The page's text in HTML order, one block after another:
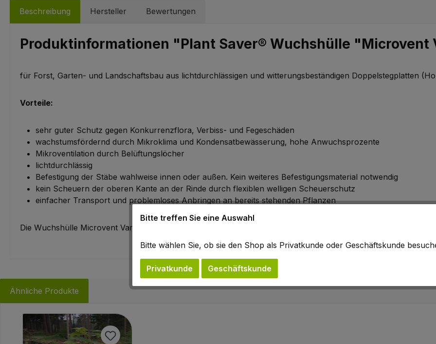
Beschreibung Hersteller Bewertungen
Produktinformationen "Plant Saver® Wuchshülle "Microvent
für Forst, Garten- und Landschaftsbau aus lichtdurchlässigen und witterungsbeständigen Doppelstegplatten
Vorteile:
sehr guter Schutz gegen Konkurrenzflora, Verbiss- und Fegeschäden
wachstumsfördernd durch Mikroklima und Kondensatbewässerung, hohe Anwuchsprozente
Mikroventilation durch Belüftungslöcher
lichtdurchlässig
Befestigung der Stäbe wahlweise innen oder außen. Kein weiteres Befestigungsmaterial notwendig
kein Scheuern der oberen Kante an der Rinde durch flexiblen welligen Scheuerschutz
einfacher Transport und problemloses Anbringen an bereits stehenden Pflanzen
Die Wuchshülle Microvent VarioWing wird flach liegend auf Platte angeliefert. Pro Lage liegen 2 Wuchshüllen
Ähnliche Produkte
Produktgalerie überspringen
Bitte treffen Sie eine Auswahl
Bitte wählen Sie, ob sie den Shop als Privatkunde oder Geschäftskunde
Privatkunde Geschäftskunde